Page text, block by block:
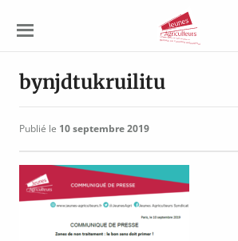
Agriculteurs
bynjdtukruilitu
Publié le 10 septembre 2019